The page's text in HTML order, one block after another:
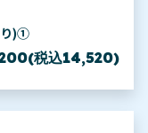
り)①
税込14,520)